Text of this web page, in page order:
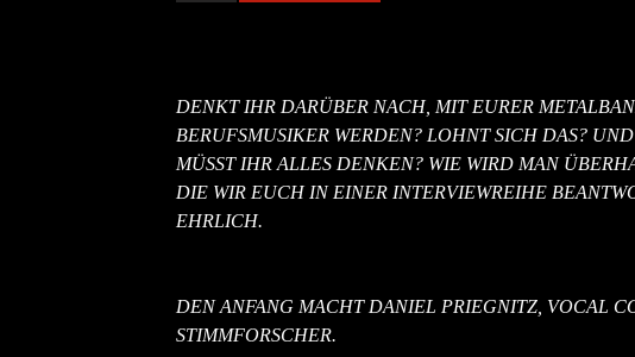
DENKT IHR DARÜBER NACH, MIT EURER
BERUFSMUSIKER WERDEN? LOHNT SICH DAS?
MÜSST IHR ALLES DENKEN? WIE WIRD MAN
DIE WIR EUCH IN EINER INTERVIEWREIHE
EHRLICH.
DEN ANFANG MACHT DANIEL PRIEGNITZ, VOCAL
STIMMFORSCHER.